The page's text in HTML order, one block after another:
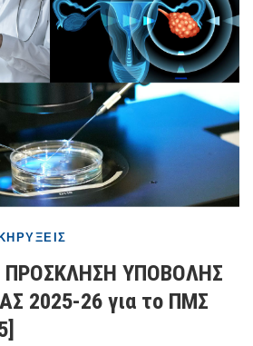
ΥΠΟΒΟΛΗΣ
2025-26 για το ΠΜΣ